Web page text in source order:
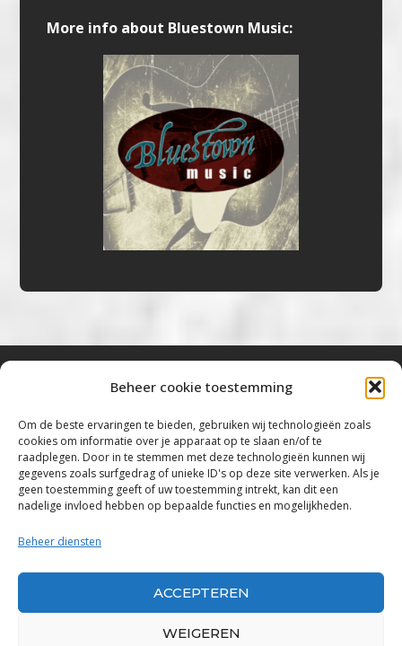
Beheer cookie toestemming
Om de beste ervaringen te bieden, gebruiken wij technologieën zoals
cookies om informatie over je apparaat op te slaan en/of te
raadplegen. Door in te stemmen met deze technologieën kunnen wij
gegevens zoals surfgedrag of unieke ID's op deze site verwerken. Als je
geen toestemming geeft of uw toestemming intrekt, kan dit een
nadelige invloed hebben op bepaalde functies en mogelijkheden.
Beheer diensten
ACCEPTEREN
WEIGEREN
More info about Bluestown Music:
“Voor de mooiste Blues, Rock, Roots &
Americana”
Copyright 2019 – 2026 Bluestown Music – All